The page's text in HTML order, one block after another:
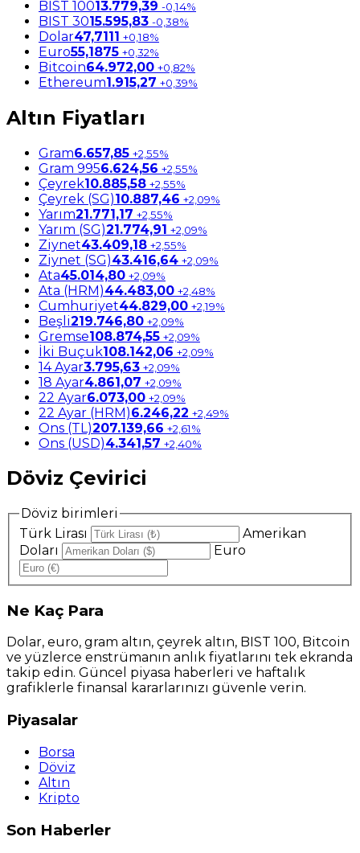
BIST 10013.779,39 -0,14%
BIST 3015.595,83 -0,38%
Dolar47,7111 +0,18%
Euro55,1875 +0,32%
Bitcoin64.972,00 +0,82%
Ethereum1.915,27 +0,39%
Altın Fiyatları
Gram6.657,85 +2,55%
Gram 9956.624,56 +2,55%
Çeyrek10.885,58 +2,55%
Çeyrek (SG)10.887,46 +2,09%
Yarım21.771,17 +2,55%
Yarım (SG)21.774,91 +2,09%
Ziynet43.409,18 +2,55%
Ziynet (SG)43.416,64 +2,09%
Ata45.014,80 +2,09%
Ata (HRM)44.483,00 +2,48%
Cumhuriyet44.829,00 +2,19%
Beşli219.746,80 +2,09%
Gremse108.874,55 +2,09%
İki Buçuk108.142,06 +2,09%
14 Ayar3.795,63 +2,09%
18 Ayar4.861,07 +2,09%
22 Ayar6.073,00 +2,09%
22 Ayar (HRM)6.246,22 +2,49%
Ons (TL)207.139,66 +2,61%
Ons (USD)4.341,57 +2,40%
Döviz Çevirici
Döviz birimleri
Türk Lirası
Amerikan
Doları
Euro
Ne Kaç Para
Dolar, euro, gram altın, çeyrek altın, BIST 100, Bitcoin
ve yüzlerce enstrümanın anlık fiyatlarını tek ekranda
takip edin. Güncel piyasa haberleri ve haftalık
grafiklerle finansal kararlarınızı güvenle verin.
Piyasalar
Borsa
Döviz
Altın
Kripto
Son Haberler